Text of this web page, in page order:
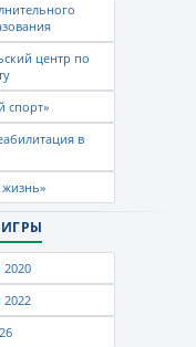
центр по
спорт»
в